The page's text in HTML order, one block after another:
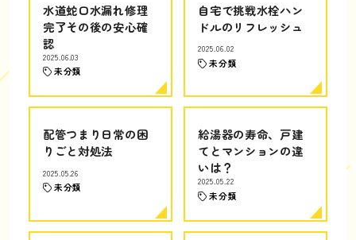
水道蛇口水漏れ修理
完了その後の安心確
認
2025.06.03
未分類
自宅で挑戦水栓ハン
ドルのリフレッシュ
2025.06.02
未分類
配管つまり日常の困
りごと対処法
2025.05.26
未分類
給湯器の寿命、戸建
てとマンションの違
いは？
2025.05.22
未分類